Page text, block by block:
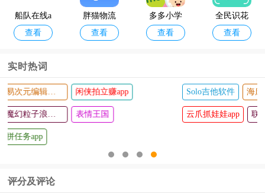
s)
船队在线a
pp官方版
查看
胖猫物流
司机版
查看
多多小学
拼音点读
查看
全民识花
软件
查看
苏测智能
称重系统
手机版
查看
吉鹿力招
聘求职
查看
实时热词
Solo吉他软件 海康威视停车厂管理平台 模拟来电精灵app
云爪抓娃娃app
评分及评论